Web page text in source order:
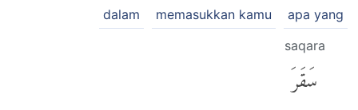
apa yang
memasukkan kamu
dalam
saqara
سَقَرَ